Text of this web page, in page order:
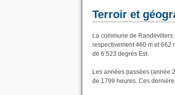
Terroir et
La commune de
respectivement 460 m et 662
de 6.523 degrés Est.
Les années passées (année
de 1799 heures. Ces